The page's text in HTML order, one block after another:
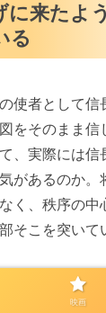
に来たよ
る
使者として信
をそのまま信
、実際には信
があるのか。
く、秩序の中
そこを突いて
者のほうが、
踏みされ、
映画